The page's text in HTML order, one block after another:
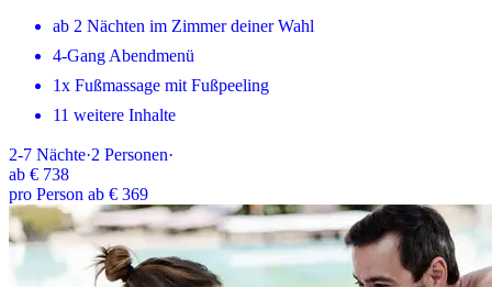
ab 2 Nächten im Zimmer deiner Wahl
4-Gang Abendmenü
1x Fußmassage mit Fußpeeling
11 weitere Inhalte
2-7 Nächte·2 Personen·
ab € 738
pro Person ab € 369